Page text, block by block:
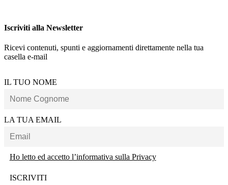
Iscriviti alla Newsletter
Ricevi contenuti, spunti e aggiornamenti direttamente nella tua
casella e-mail
IL TUO NOME
LA TUA EMAIL
Ho letto ed accetto l’informativa sulla Privacy